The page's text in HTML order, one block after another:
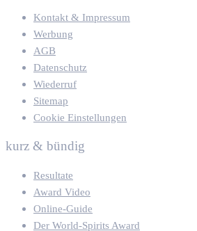
Kontakt & Impressum
Werbung
AGB
Datenschutz
Wiederruf
Sitemap
Cookie Einstellungen
kurz & bündig
Resultate
Award Video
Online-Guide
Der World-Spirits Award